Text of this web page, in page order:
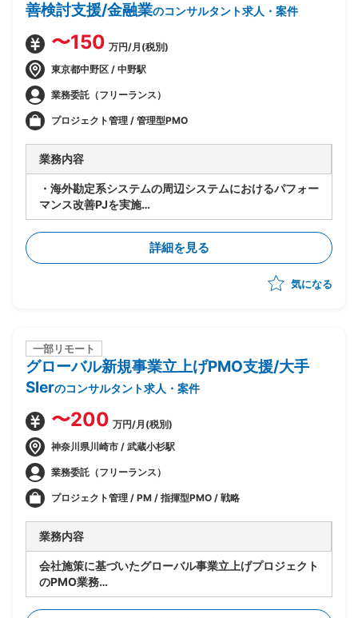
善検討支援/金融業のコンサルタント求人・案件
〜150 万円/月(税別)
東京都中野区 / 中野駅
業務委託（フリーランス）
プロジェクト管理 / 管理型PMO
業務内容
・海外勘定系システムの周辺システムにおけるパフォー
マンス改善PJを実施
・今期(基礎検討フェーズ)における、現存データを保持
しつつパフォーマンスを改善するソリューションの検討
詳細を見る
気になる
一部リモート
グローバル新規事業立上げPMO支援/大手
SIerのコンサルタント求人・案件
〜200 万円/月(税別)
神奈川県川崎市 / 武蔵小杉駅
業務委託（フリーランス）
プロジェクト管理 / PM / 指揮型PMO / 戦略
業務内容
会社施策に基づいたグローバル事業立上げプロジェクト
のPMO業務
・実行フェーズの推進
・英語圏出身のPMのもと進捗管理、アイデアのとりま